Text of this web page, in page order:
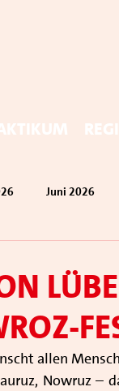
Juni 2026
allen
Nowruz –